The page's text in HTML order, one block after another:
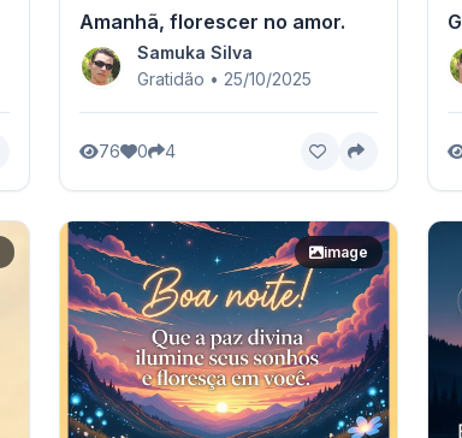
Amanhã, florescer no amor.
Samuka Silva
Gratidão • 25/10/2025
76 0 4
image